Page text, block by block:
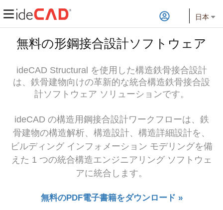
日本
無料の形鋼接合設計ソフトウェア
ideCAD Structural を使用した構造鉄骨接合設計
は、鉄骨建物向けの革新的な統合構造鉄骨接合設
計ソフトウェア ソリューションです。
ideCAD の構造用鋼接合設計ワークフローは、鉄
骨建物の構造解析、構造設計、構造詳細設計を、
ビルディング インフォメーション モデリングを備
えた 1 つの統合構造エンジニアリング ソフトウェ
アに統合します。
無料のPDF電子書籍をダウンロード »